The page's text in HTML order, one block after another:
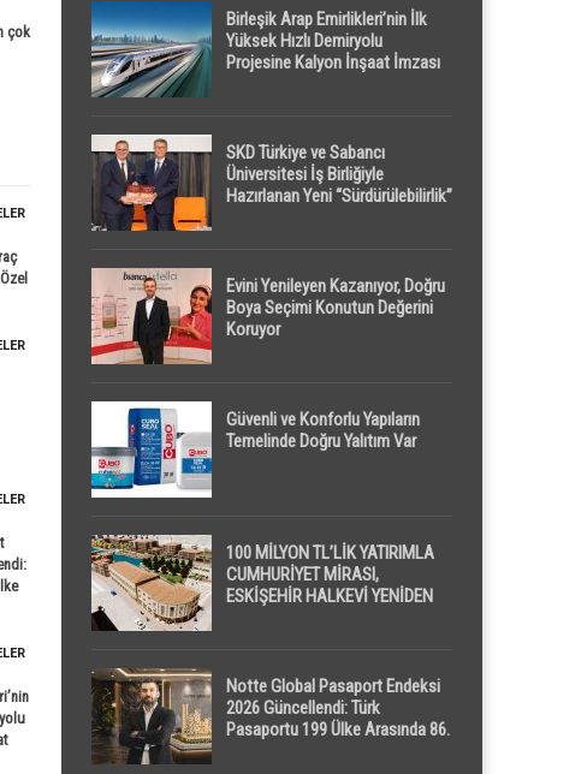
çok
Birleşik Arap Emirlikleri’nin İlk
Yüksek Hızlı Demiryolu
Projesine Kalyon İnşaat İmzası
SKD Türkiye ve Sabancı
Üniversitesi İş Birliğiyle
Hazırlanan Yeni “Sürdürülebilirlik”
Evini Yenileyen Kazanıyor, Doğru
Boya Seçimi Konutun Değerini
Koruyor
Güvenli ve Konforlu Yapıların
Temelinde Doğru Yalıtım Var
100 MİLYON TL’LİK YATIRIMLA
CUMHURİYET MİRASI,
ESKİŞEHİR HALKEVİ YENİDEN
Notte Global Pasaport Endeksi
2026 Güncellendi: Türk
Pasaportu 199 Ülke Arasında 86.